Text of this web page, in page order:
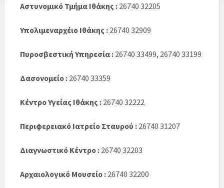
Αστυνομικό Τμήμα Ιθάκης : 26740 32205
Υπολιμεναρχέιο Ιθάκης : 26740 32909
Πυροσβεστική Υπηρεσία : 26740 33499, 26740 33199
Δασονομείο : 26740 33359
Κέντρο Υγείας Ιθάκης : 26740 32222
Περιφερειακό Ιατρείο Σταυρού : 26740 31207
Διαγνωστικό Κέντρο : 26740 32203
Αρχαιολογικό Μουσείο : 26740 32200